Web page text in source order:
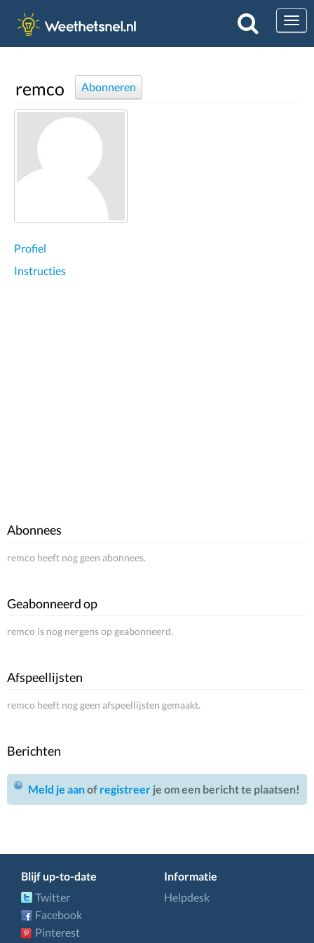
remco Abonneren
Profiel
Instructies
Abonnees
remco heeft nog geen abonnees.
Geabonneerd op
remco is nog nergens op geabonneerd.
Afspeellijsten
remco heeft nog geen afspeellijsten gemaakt.
Berichten
Meld je aanof registreer je om een bericht te plaatsen!
Blijf up-to-date
Twitter
Facebook
Pinterest
Informatie
Helpdesk